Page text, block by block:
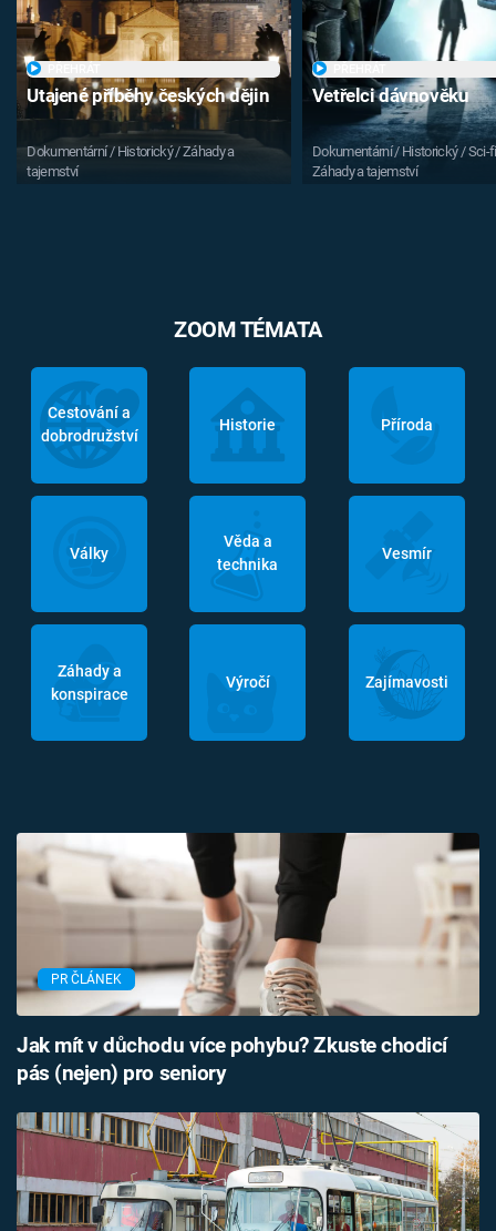
Utajené příběhy českých dějin
Dokumentární / Historický / Záhady a
tajemství
Vetřelci dávnověku
Dokumentární / Historický / Sci-
Záhady a tajemství
ZOOM TÉMATA
Cestování a
dobrodružství
Historie Příroda
Války
Věda a
technika
Vesmír
Záhady a
konspirace
Výročí Zajímavosti
PR ČLÁNEK
Jak mít v důchodu více pohybu? Zkuste chodicí
pás (nejen) pro seniory